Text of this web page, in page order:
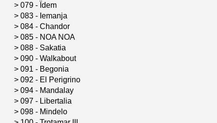
> 079 - Ïdem
> 083 - Iemanja
> 084 - Chandor
> 085 - NOA NOA
> 088 - Sakatia
> 090 - Walkabout
> 091 - Begonia
> 092 - El Perigrino
> 094 - Mandalay
> 097 - Libertalia
> 098 - Mindelo